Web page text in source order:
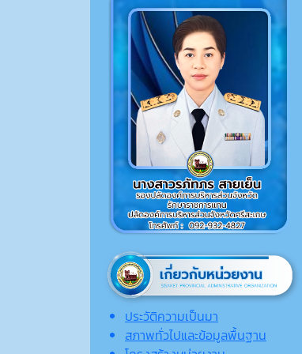
ประวัติความเป็นมา
สภาพทั่วไปและข้อมูลพื้นฐาน